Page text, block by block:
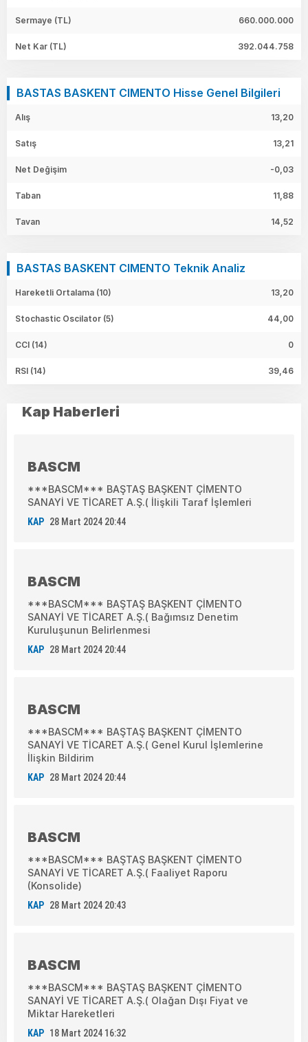
Sermaye (TL) 660.000.000
Net Kar (TL) 392.044.758
BASTAS BASKENT CIMENTO Hisse Genel Bilgileri
Alış 13,20
Satış 13,21
Net Değişim -0,03
Taban 11,88
Tavan 14,52
BASTAS BASKENT CIMENTO Teknik Analiz
Hareketli Ortalama (10) 13,20
Stochastic Oscilator (5) 44,00
CCI (14) 0
RSI (14) 39,46
Kap Haberleri
BASCM
***BASCM*** BAŞTAŞ BAŞKENT ÇİMENTO
SANAYİ VE TİCARET A.Ş.( İlişkili Taraf İşlemleri
KAP 28 Mart 2024 20:44
BASCM
***BASCM*** BAŞTAŞ BAŞKENT ÇİMENTO
SANAYİ VE TİCARET A.Ş.( Bağımsız Denetim
Kuruluşunun Belirlenmesi
KAP 28 Mart 2024 20:44
BASCM
***BASCM*** BAŞTAŞ BAŞKENT ÇİMENTO
SANAYİ VE TİCARET A.Ş.( Genel Kurul İşlemlerine
İlişkin Bildirim
KAP 28 Mart 2024 20:44
BASCM
***BASCM*** BAŞTAŞ BAŞKENT ÇİMENTO
SANAYİ VE TİCARET A.Ş.( Faaliyet Raporu
(Konsolide)
KAP 28 Mart 2024 20:43
BASCM
***BASCM*** BAŞTAŞ BAŞKENT ÇİMENTO
SANAYİ VE TİCARET A.Ş.( Olağan Dışı Fiyat ve
Miktar Hareketleri
KAP 18 Mart 2024 16:32